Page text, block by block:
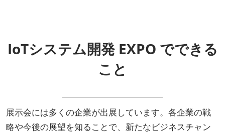
IoTシステム開発 EXPO でできる
こと
展示会には多くの企業が出展しています。各企業の戦
略や今後の展望を知ることで、新たなビジネスチャン